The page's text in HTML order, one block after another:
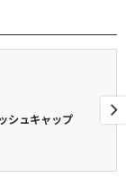
シュキャップ